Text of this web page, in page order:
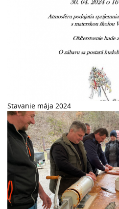
Stavanie mája 2024